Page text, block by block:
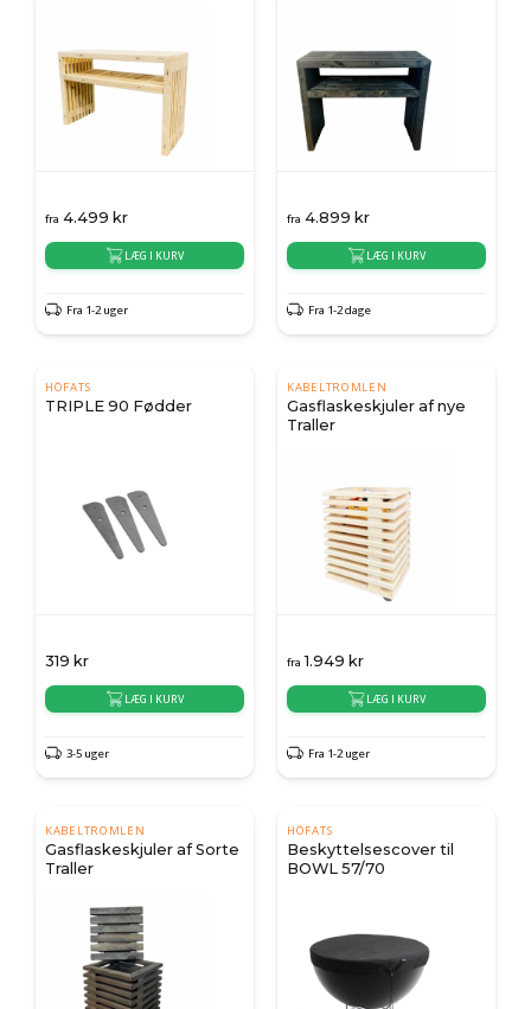
fra 4.499 kr
LÆG I KURV
Fra 1-2 uger
fra 4.899 kr
LÆG I KURV
Fra 1-2 dage
HÖFATS
TRIPLE 90 Fødder
319 kr
LÆG I KURV
3-5 uger
KABELTROMLEN
Gasflaskeskjuler af nye
Traller
fra 1.949 kr
LÆG I KURV
Fra 1-2 uger
KABELTROMLEN
Gasflaskeskjuler af Sorte
Traller
HÖFATS
Beskyttelsescover til
BOWL 57/70